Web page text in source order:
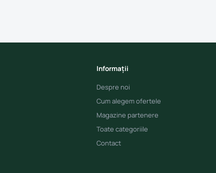
Informații
Despre noi
Cum alegem ofertele
Magazine partenere
Toate categoriile
Contact